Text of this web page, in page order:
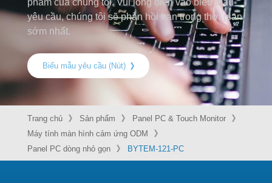
phẩm của chúng tôi. Vui lòng điền vào biểu mẫu
yêu cầu, chúng tôi sẽ phản hồi bạn trong thời gian
sớm nhất.
Biểu mẫu yêu cầu (Nút)
Trang chủ Sản phẩm
Panel PC & Touch Monitor
Máy tính màn hình cảm ứng ODM
Panel PC dòng nhỏ gọn
BYTEM-121-PC